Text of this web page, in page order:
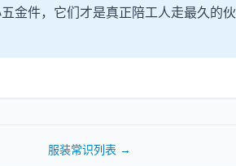
金件，它们才是真正陪工人走最久的伙
服装常识列表 →